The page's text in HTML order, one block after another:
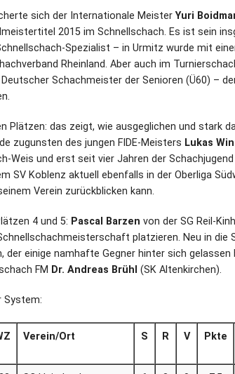
sich der Internationale MeisterYuri
2015 im Schnellschach. Es ist sein
Spezialist – in Urmitz wurde mit
Rheinland. Aber auch im
Schachmeister der Senioren (Ü60) –
Plätzen: das zeigt, wie ausgeglichen und stark
zugunsten des jungen FIDE-Meisters Lukas
Weis und erst seit vier Jahren der
SV Koblenz aktuell ebenfalls in der Oberliga
Verein zurückblicken kann.
4 und 5: Pascal Barzen von der SG Reil-
platzieren. Neu in die
der einige namhafte Gegner hinter sich gelassen
FM Dr. Andreas Brühl (SK Altenkirchen).
System:
Verein/Ort S R V Pkte